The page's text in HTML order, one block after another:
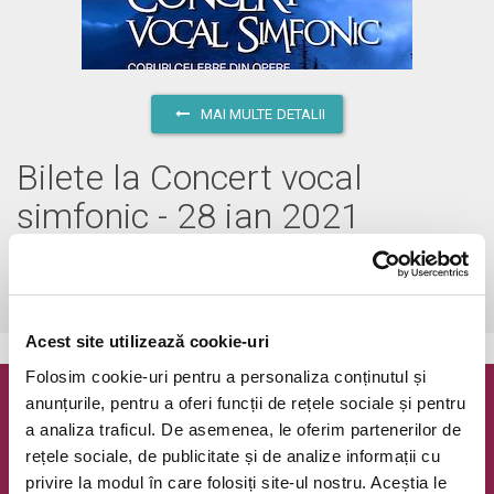
Acest site utilizează cookie-uri
Folosim cookie-uri pentru a personaliza conținutul și
anunțurile, pentru a oferi funcții de rețele sociale și pentru
a analiza traficul. De asemenea, le oferim partenerilor de
rețele sociale, de publicitate și de analize informații cu
privire la modul în care folosiți site-ul nostru. Aceștia le
MAI MULTE DETALII
Bilete la Concert vocal
simfonic - 28 ian 2021
Arad, Filarmonica de Statvezi pe harta
Newsletter @ Bilete.ro
Oferte exclusive si o editie saptamanala cu cele mai noi
evenimente.